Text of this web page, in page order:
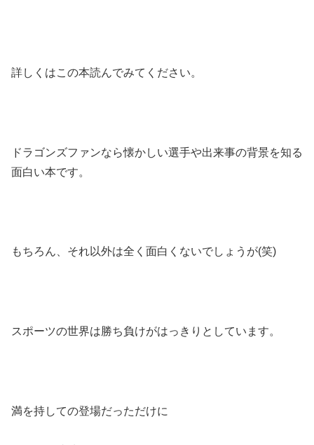
詳しくはこの本読んでみてください。
ドラゴンズファンなら懐かしい選手や出来事の背景を知る
面白い本です。
もちろん、それ以外は全く面白くないでしょうが(笑)
スポーツの世界は勝ち負けがはっきりとしています。
満を持しての登場だっただけに